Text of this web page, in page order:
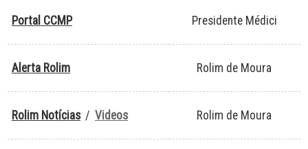
Portal CCMP Presidente Médici
Alerta Rolim Rolim de Moura
Rolim Notícias / Videos Rolim de Moura